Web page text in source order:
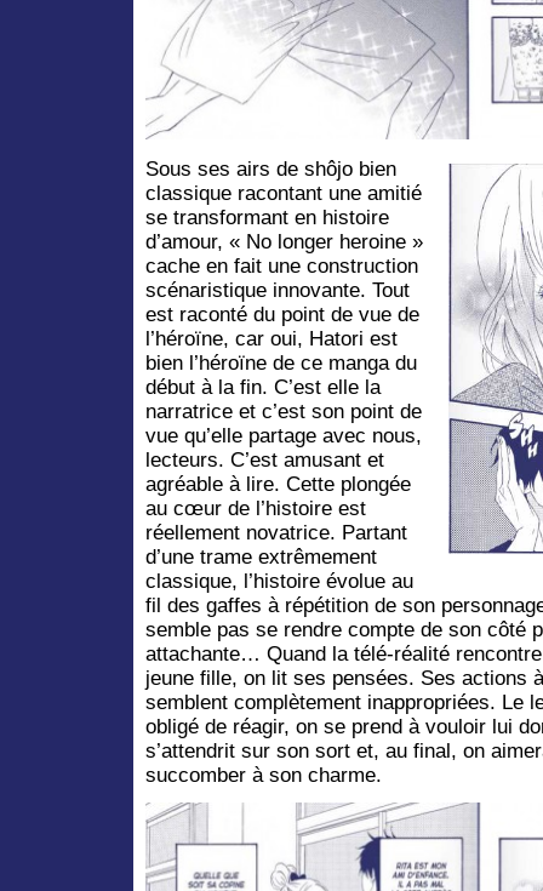
Sous ses airs de shôjo bien
classique racontant une amitié
se transformant en histoire
d’amour, « No longer heroine »
cache en fait une construction
scénaristique innovante. Tout
est raconté du point de vue de
l’héroïne, car oui, Hatori est
bien l’héroïne de ce manga du
début à la fin. C’est elle la
narratrice et c’est son point de
vue qu’elle partage avec nous,
lecteurs. C’est amusant et
agréable à lire. Cette plongée
au cœur de l’histoire est
réellement novatrice. Partant
d’une trame extrêmement
classique, l’histoire évolue au
fil des gaffes à répétition de son
semble pas se rendre compte de son côté
attachante… Quand la télé-réalité
jeune fille, on lit ses pensées. Ses actions
semblent complètement inappropriées. Le
obligé de réagir, on se prend à vouloir lui
s’attendrit sur son sort et, au final, on
succomber à son charme.